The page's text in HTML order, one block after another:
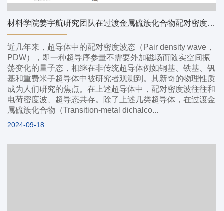
材料学院姜宇航研究团队在过渡金属硫族化合物配对密度波方面取得新进展
近几年来，超导体中的配对密度波态（Pair density wave，
PDW），即一种超导序参量不需要外加磁场而随实空间振
荡变化的量子态，相继在非传统超导体例如铜基、铁基、钒
基和重费米子超导体中被研究者观测到。其新奇的物理性质
成为人们研究的焦点。在上述超导体中，配对密度波往往和
电荷密度波、超导态共存。除了上述几类超导体，在过渡金
属硫族化合物（Transition-metal dichalco...
2024-09-18